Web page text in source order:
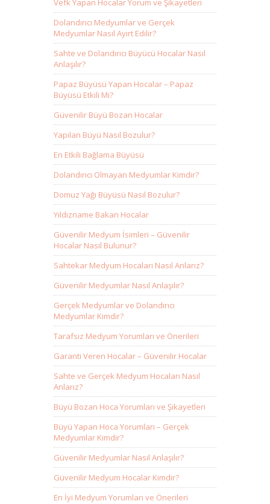
Vefk Yapan Hocalar Yorum ve Şikayetleri
Dolandırıcı Medyumlar ve Gerçek
Medyumlar Nasıl Ayırt Edilir?
Sahte ve Dolandırıcı Büyücü Hocalar Nasıl
Anlaşılır?
Papaz Büyüsü Yapan Hocalar – Papaz
Büyüsü Etkili Mi?
Güvenilir Büyü Bozan Hocalar
Yapılan Büyü Nasıl Bozulur?
En Etkili Bağlama Büyüsü
Dolandırıcı Olmayan Medyumlar Kimdir?
Domuz Yağı Büyüsü Nasıl Bozulur?
Yıldızname Bakan Hocalar
Güvenilir Medyum İsimleri – Güvenilir
Hocalar Nasıl Bulunur?
Sahtekar Medyum Hocaları Nasıl Anlarız?
Güvenilir Medyumlar Nasıl Anlaşılır?
Gerçek Medyumlar ve Dolandırıcı
Medyumlar Kimdir?
Tarafsız Medyum Yorumları ve Önerileri
Garanti Veren Hocalar – Güvenilir Hocalar
Sahte ve Gerçek Medyum Hocaları Nasıl
Anlarız?
Büyü Bozan Hoca Yorumları ve Şikayetleri
Büyü Yapan Hoca Yorumları – Gerçek
Medyumlar Kimdir?
Güvenilir Medyumlar Nasıl Anlaşılır?
Güvenilir Medyum Hocalar Kimdir?
En İyi Medyum Yorumları ve Önerileri